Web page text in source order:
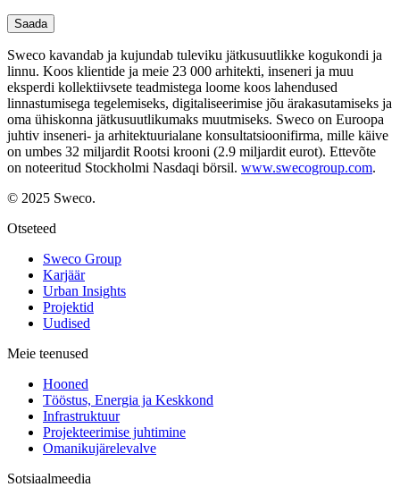
Saada
Sweco kavandab ja kujundab tuleviku jätkusuutlikke kogukondi ja
linnu. Koos klientide ja meie 23 000 arhitekti, inseneri ja muu
eksperdi kollektiivsete teadmistega loome koos lahendused
linnastumisega tegelemiseks, digitaliseerimise jõu ärakasutamiseks ja
oma ühiskonna jätkusuutlikumaks muutmiseks. Sweco on Euroopa
juhtiv inseneri- ja arhitektuurialane konsultatsioonifirma, mille käive
on umbes 32 miljardit Rootsi krooni (2.9 miljardit eurot). Ettevõte
on noteeritud Stockholmi Nasdaqi börsil. www.swecogroup.com.
© 2025 Sweco.
Otseteed
Sweco Group
Karjäär
Urban Insights
Projektid
Uudised
Meie teenused
Hooned
Tööstus, Energia ja Keskkond
Infrastruktuur
Projekteerimise juhtimine
Omanikujärelevalve
Sotsiaalmeedia